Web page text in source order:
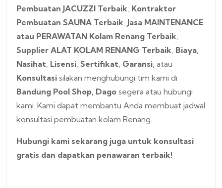
Pembuatan JACUZZI Terbaik Kontraktor
Pembuatan SAUNA Terbaik Jasa MAINTENANCE
atau PERAWATAN Kolam Renang Terbaik
Supplier ALAT KOLAM RENANG Terbaik Biaya
Nasihat Lisensi Sertifikat Garansi , atau
Konsultasi silakan menghubungi tim kami di
Bandung Pool Shop, Dago segera atau hubungi
kami . Kami dapat membantu Anda membuat jadwal
konsultasi pembuatan kolam Renang.
Hubungi kami sekarang juga untuk konsultasi
gratis dan dapatkan penawaran terbaik!